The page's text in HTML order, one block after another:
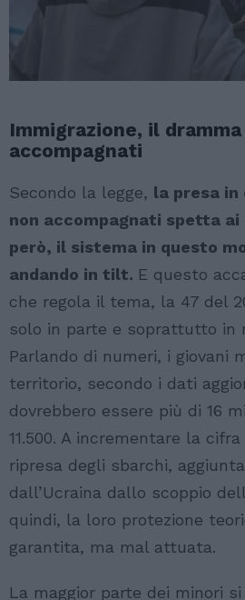
Immigrazione, il
accompagnati
Secondo la legge, la presa in
non accompagnati spetta ai
però, il sistema in questo
andando in tilt. E questo
che regola il tema, la 47 del
solo in parte e soprattutto in
Parlando di numeri, i giovani
territorio, secondo i dati
dovrebbero essere più di 16
11.500. A incrementare la
ripresa degli sbarchi,
dall’Ucraina dallo scoppio
quindi, la loro protezione
garantita, ma mal attuata.
La maggior parte dei minori